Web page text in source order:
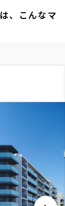
、こんなマ